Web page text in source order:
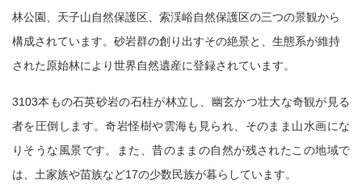
林公園、天子山自然保護区、索渓峪自然保護区の三つの景観から
構成されています。砂岩群の創り出すその絶景と、生態系が維持
された原始林により世界自然遺産に登録されています。
3103本もの石英砂岩の石柱が林立し、幽玄かつ壮大な奇観が見る
者を圧倒します。奇岩怪樹や雲海も見られ、そのまま山水画にな
りそうな風景です。また、昔のままの自然が残されたこの地域で
は、土家族や苗族など17の少数民族が暮らしています。